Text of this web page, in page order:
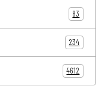
83
234
4612